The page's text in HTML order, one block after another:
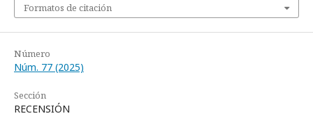
Formatos de citación
Número
Núm. 77 (2025)
Sección
RECENSIÓN